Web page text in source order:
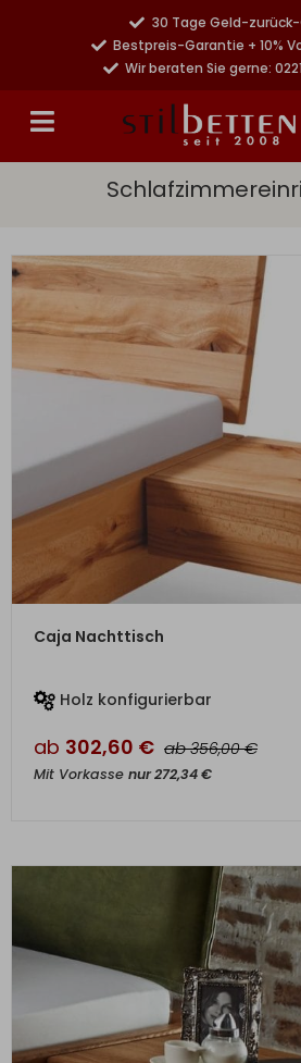
30 Tage Geld-
Bestpreis-Garantie + 10%
Wir beraten Sie gerne:
Caja Nachttisch
Holz konfigurierbar
ab 302,60 € ab 356,00€
Mit Vorkasse nur272,34€